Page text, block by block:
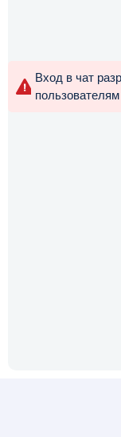
Вход в чат
пользователям